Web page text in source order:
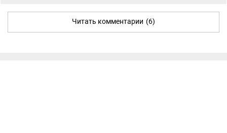
Читать комментарии (6)